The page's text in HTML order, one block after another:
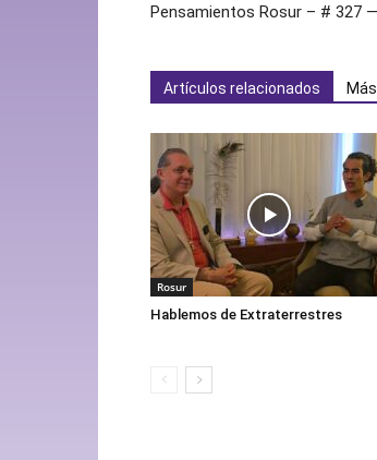
Pensamientos Rosur – # 327 —
Artículos relacionados
Rosur
Hablemos de Extraterrestres